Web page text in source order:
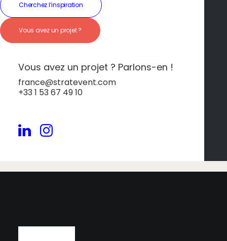
Cherchez l’inspiration
Vous avez un projet ?
Vous avez un projet ? Parlons-en !
france@stratevent.com
+33 1 53 67 49 10
Parlons de vous !
organiser ?
Contactez-nous et notre équipe se fera un
plaisir de vous accompagner :